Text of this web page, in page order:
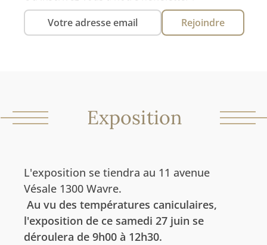
Rejoindre
Exposition
L'exposition se tiendra au 11 avenue
Vésale 1300 Wavre.
Au vu des températures caniculaires,
l'exposition de ce samedi 27 juin se
déroulera de 9h00 à 12h30.